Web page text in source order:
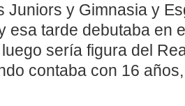
Juniors y Gimnasia y
esa tarde debutaba en
sería figura del
contaba con 16